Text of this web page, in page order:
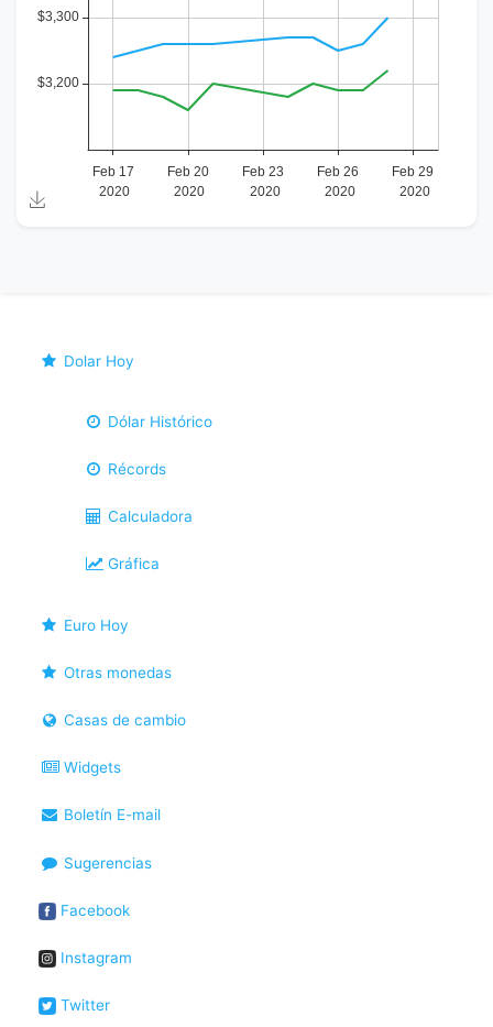
Dolar Hoy
Dólar Histórico
Récords
Calculadora
Gráfica
Euro Hoy
Otras monedas
Casas de cambio
Widgets
Boletín E-mail
Sugerencias
Facebook
Instagram
Twitter